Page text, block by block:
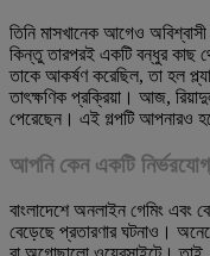
তিনি মাসখানেক আগেও
কিন্তু তারপরই একটি বন্ধুর কাছ
তাকে আকর্ষণ করেছিল, তা হল
তাৎক্ষণিক প্রক্রিয়া। আজ,
পেরেছেন। এই গল্পটি আপনারও
আপনি কেন একটি
বাংলাদেশে অনলাইন গেমিং এবং
বেড়েছে প্রতারণার ঘটনাও।